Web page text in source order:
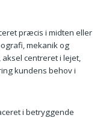
præcis i midten eller
mekanik og
centreret i lejet,
kundens behov i
i betryggende